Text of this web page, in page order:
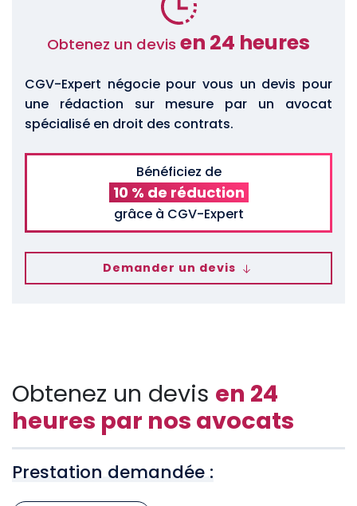
Obtenez un devis en 24 heures
CGV-Expert négocie pour vous un devis pour
une rédaction sur mesure par un avocat
spécialisé en droit des contrats.
Bénéficiez de
10 % de réduction
grâce à CGV-Expert
Demander un devis
Obtenez un devis en 24
heures par nos avocats
Prestation demandée :